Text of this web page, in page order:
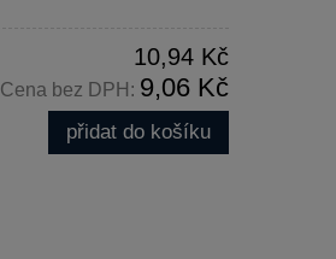
10,94 Kč
Cena bez DPH: 9,06 Kč
přidat do košíku